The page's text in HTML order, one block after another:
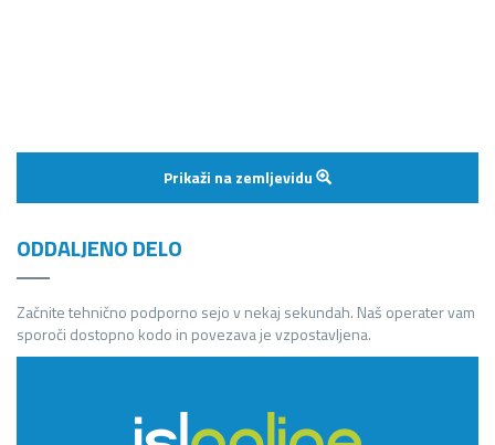
Prikaži na zemljevidu
ODDALJENO DELO
Začnite tehnično podporno sejo v nekaj sekundah. Naš operater vam
sporoči dostopno kodo in povezava je vzpostavljena.